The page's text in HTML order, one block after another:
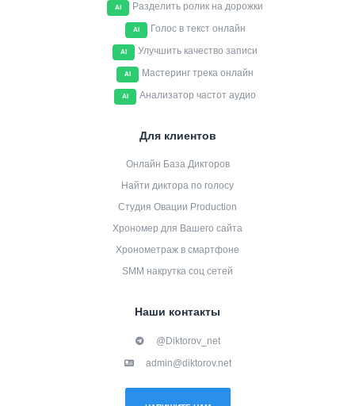
AI Разделить ролик на дорожки
AI Голос в текст онлайн
AI Улучшить качество записи
AI Мастеринг трека онлайн
AI Анализатор частот аудио
Для клиентов
Онлайн База Дикторов
Найти диктора по голосу
Студия Овации Production
Хрономер для Вашего сайта
Хронометраж в смартфоне
SMM накрутка соц сетей
Наши контакты
@Diktorov_net
admin@diktorov.net